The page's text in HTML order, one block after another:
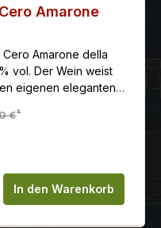
Amarone
Amarone della
vol. Der Wein weist
eigenen eleganten
€*
den
In den Warenkorb